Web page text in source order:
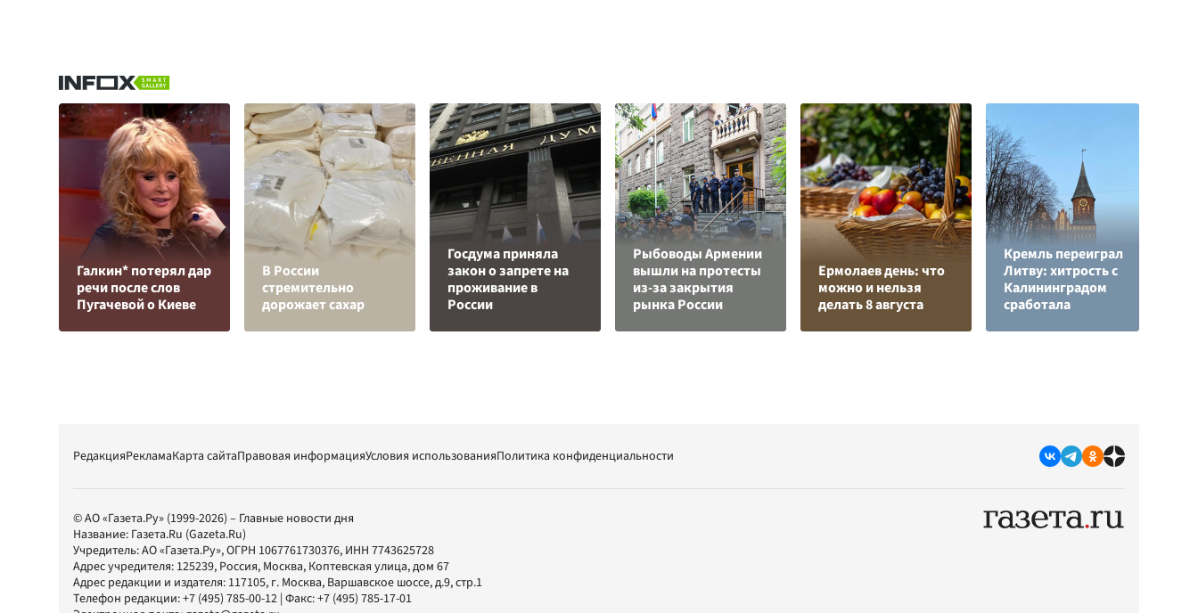
Галкин* потерял дар
речи после слов
Пугачевой о Киеве
В России
стремительно
дорожает сахар
Госдума приняла
закон о запрете на
проживание в
России
Рыбоводы Армении
вышли на протесты
из-за закрытия
рынка России
Ермолаев день: что
можно и нельзя
делать 8 августа
Кремль переиграл
Литву: хитрость с
Калининградом
сработала
РедакцияРекламаКарта сайтаПравовая информацияУсловия использованияПолитика конфиденциальности
© АО «Газета.Ру» (1999-2026) – Главные новости дня
Название: Газета.Ru (Gazeta.Ru)
Учредитель:АО «Газета.Ру», ОГРН 1067761730376, ИНН 7743625728
Адрес учредителя: 125239, Россия, Москва, Коптевская улица, дом 67
Адрес редакции и издателя: 117105, г. Москва, Варшавское шоссе, д.9, стр.1
Телефон редакции:+7 (495) 785-00-12 | Факс:+7 (495) 785-17-01